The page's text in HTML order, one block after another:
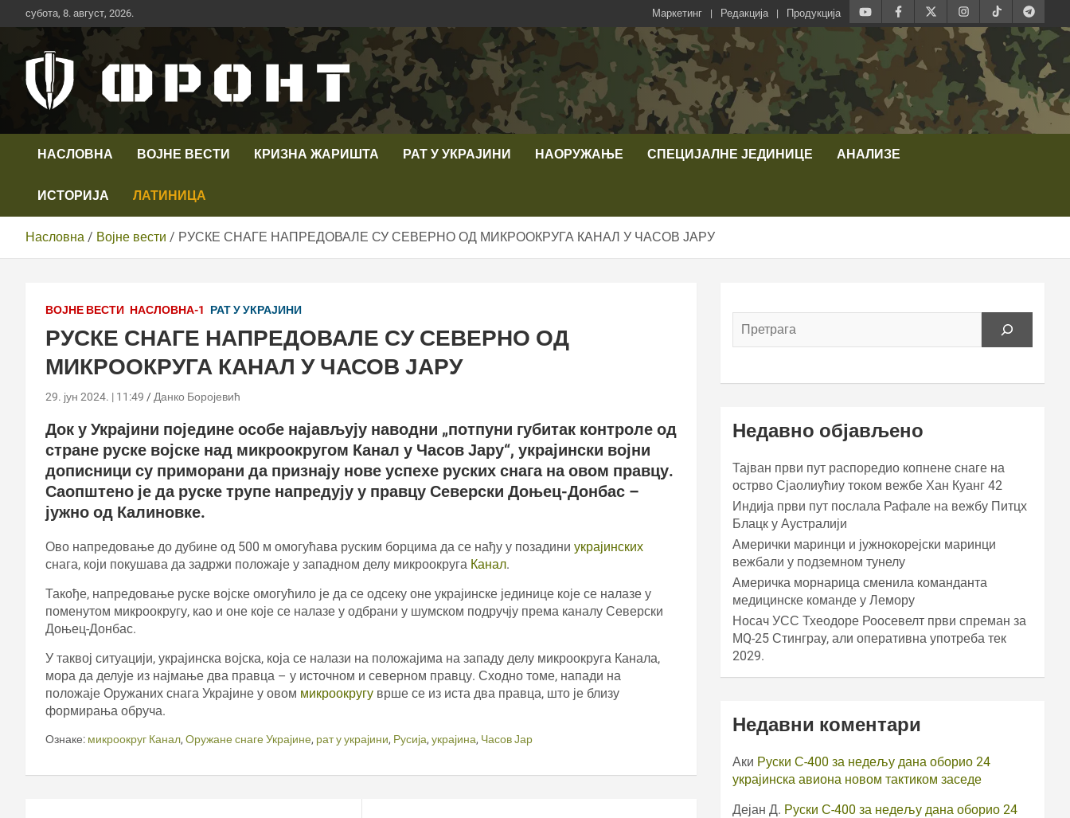
Скип
то
субота, 8. август, 2026. Маркетинг Редакција Продукција
Телевизија ФРОНТ
НАСЛОВНА ВОЈНЕ ВЕСТИ КРИЗНА ЖАРИШТА РАТ У УКРАЈИНИ НАОРУЖАЊЕ СПЕЦИЈАЛНЕ ЈЕДИНИЦЕ АНАЛИЗЕ
ИСТОРИЈА ЛАТИНИЦА
Насловна Војне вести РУСКЕ СНАГЕ НАПРЕДОВАЛЕ СУ СЕВЕРНО ОД МИКРООКРУГА КАНАЛ У ЧАСОВ ЈАРУ
ВОЈНЕ ВЕСТИ НАСЛОВНА-1 РАТ У УКРАЈИНИ
РУСКЕ СНАГЕ НАПРЕДОВАЛЕ СУ СЕВЕРНО ОД
МИКРООКРУГА КАНАЛ У ЧАСОВ ЈАРУ
29. јун 2024. | 11:49 Данко Боројевић
Док у Украјини поједине особе најављују наводни „потпуни губитак контроле од
стране руске војске над микроокругом Канал у Часов Јару“, украјински војни
дописници су приморани да признају нове успехе руских снага на овом правцу.
Саопштено је да руске трупе напредују у правцу Северски Доњец-Донбас –
јужно од Калиновке.
Ово напредовање до дубине од 500 м омогућава руским борцима да се нађу у позадини украјинских
снага, који покушава да задржи положаје у западном делу микроокруга Канал.
Такође, напредовање руске војске омогућило је да се одсеку оне украјинске јединице које се налазе у
поменутом микроокругу, као и оне које се налазе у одбрани у шумском подручју према каналу Северски
Доњец-Донбас.
У таквој ситуацији, украјинска војска, која се налази на положајима на западу делу микроокруга Канала,
мора да делује из најмање два правца – у источном и северном правцу. Сходно томе, напади на
положаје Оружаних снага Украјине у овом микроокругу врше се из иста два правца, што је близу
формирања обруча.
Ознаке: микроокруг Канал, Оружане снаге Украјине, рат у украјини, Русија, украјина, Часов Јар
Недавно објављено
Тајван први пут распоредио копнене снаге на
острво Сјаолиућиу током вежбе Хан Куанг 42
Индија први пут послала Рафале на вежбу Питцх
Блацк у Аустралији
Амерички маринци и јужнокорејски маринци
вежбали у подземном тунелу
Америчка морнарица сменила команданта
медицинске команде у Лемору
Носач УСС Тхеодоре Роосевелт први спреман за
МQ-25 Стинграy, али оперативна употреба тек
2029.
Недавни коментари
Аки Руски С-400 за недељу дана оборио 24
украјинска авиона новом тактиком заседе
Дејан Д. Руски С-400 за недељу дана оборио 24